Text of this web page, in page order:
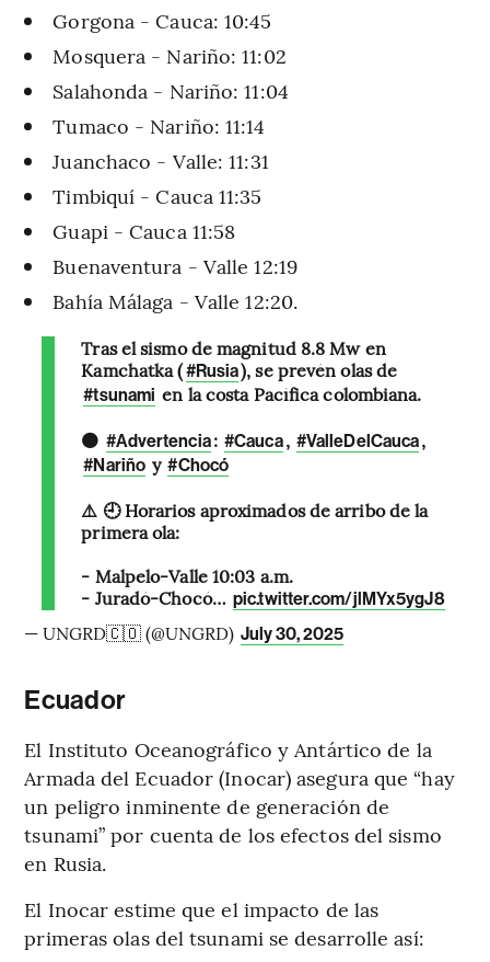
Gorgona - Cauca: 10:45
Mosquera - Nariño: 11:02
Salahonda - Nariño: 11:04
Tumaco - Nariño: 11:14
Juanchaco - Valle: 11:31
Timbiquí - Cauca 11:35
Guapi - Cauca 11:58
Buenaventura - Valle 12:19
Bahía Málaga - Valle 12:20.
Tras el sismo de magnitud 8.8 Mw en
Kamchatka (#Rusia), se prevén olas de
#tsunami en la costa Pacífica colombiana.
🟠 #Advertencia: #Cauca, #ValleDelCauca,
#Nariño y #Chocó
⚠️ 🕘 Horarios aproximados de arribo de la
primera ola:
- Malpelo-Valle 10:03 a.m.
- Juradó-Chocó… pic.twitter.com/jlMYx5ygJ8
— UNGRD🇨🇴 (@UNGRD) July 30, 2025
Ecuador
El Instituto Oceanográfico y Antártico de la
Armada del Ecuador (Inocar) asegura que “hay
un peligro inminente de generación de
tsunami” por cuenta de los efectos del sismo
en Rusia.
El Inocar estime que el impacto de las
primeras olas del tsunami se desarrolle así: